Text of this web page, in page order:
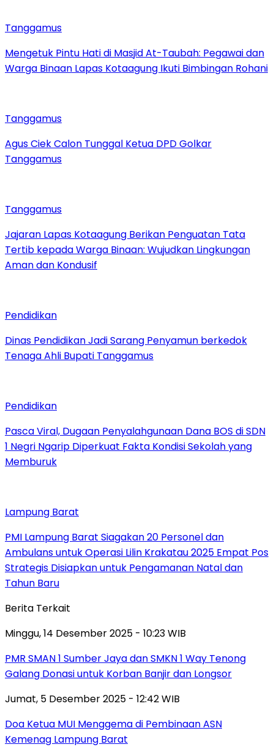
Tanggamus
Mengetuk Pintu Hati di Masjid At-Taubah: Pegawai dan
Warga Binaan Lapas Kotaagung Ikuti Bimbingan Rohani
Tanggamus
Agus Ciek Calon Tunggal Ketua DPD Golkar
Tanggamus
Tanggamus
Jajaran Lapas Kotaagung Berikan Penguatan Tata
Tertib kepada Warga Binaan: Wujudkan Lingkungan
Aman dan Kondusif
Pendidikan
Dinas Pendidikan Jadi Sarang Penyamun berkedok
Tenaga Ahli Bupati Tanggamus
Pendidikan
Pasca Viral, Dugaan Penyalahgunaan Dana BOS di SDN
1 Negri Ngarip Diperkuat Fakta Kondisi Sekolah yang
Memburuk
Lampung Barat
PMI Lampung Barat Siagakan 20 Personel dan
Ambulans untuk Operasi Lilin Krakatau 2025 Empat Pos
Strategis Disiapkan untuk Pengamanan Natal dan
Tahun Baru
Berita Terkait
Minggu, 14 Desember 2025 - 10:23 WIB
PMR SMAN 1 Sumber Jaya dan SMKN 1 Way Tenong
Galang Donasi untuk Korban Banjir dan Longsor
Jumat, 5 Desember 2025 - 12:42 WIB
Doa Ketua MUI Menggema di Pembinaan ASN
Kemenag Lampung Barat